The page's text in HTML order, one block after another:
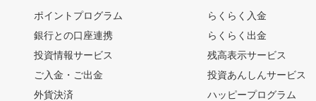
ポイントプログラム
銀行との口座連携
投資情報サービス
ご入金・ご出金
外貨決済
らくらく入金
らくらく出金
残高表示サービス
投資あんしんサービス
ハッピープログラム